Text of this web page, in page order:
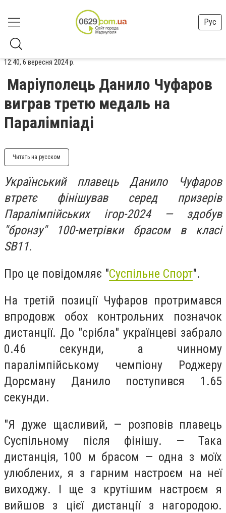
Рус
12:40, 6 вересня 2024 р.
Маріуполець Данило Чуфаров
виграв третю медаль на
Паралімпіаді
Читать на русском
Український плавець Данило Чуфаров
втретє фінішував серед призерів
Паралімпійських ігор-2024 — здобув
"бронзу" 100-метрівки брасом в класі
SB11.
Про це повідомляє "Суспільне Спорт".
На третій позиції Чуфаров протримався
впродовж обох контрольних позначок
дистанції. До "срібла" українцеві забрало
0.46 секунди, а чинному
паралімпійському чемпіону Роджеру
Дорсману Данило поступився 1.65
секунди.
"Я дуже щасливий, — розповів плавець
Суспільному після фінішу. — Така
дистанція, 100 м брасом — одна з моїх
улюблених, я з гарним настроєм на неї
виходжу. І ще з крутішим настроєм я
вийшов з цієї дистанції з нагородою.